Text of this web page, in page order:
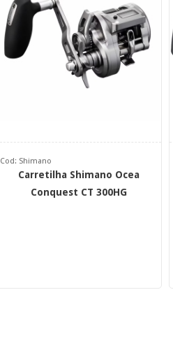
Cod: Shimano
Carretilha Shimano Ocea
Conquest CT 300HG